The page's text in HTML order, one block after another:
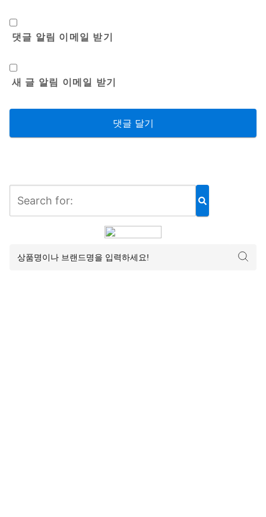
댓글 알림 이메일 받기
새 글 알림 이메일 받기